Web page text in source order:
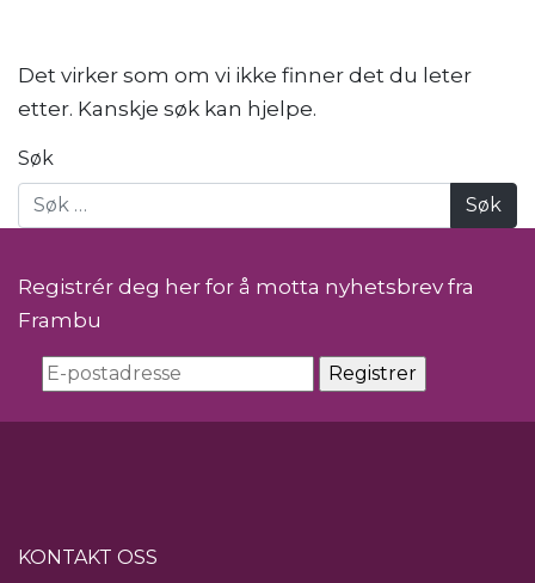
Det virker som om vi ikke finner det du leter
etter. Kanskje søk kan hjelpe.
Søk
Registrér deg her for å motta nyhetsbrev fra
Frambu
KONTAKT OSS